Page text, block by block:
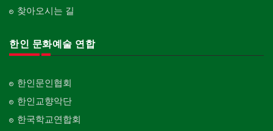
찾아오시는 길
한인 문화예술 연합
한인문인협회
한인교향악단
한국학교연합회